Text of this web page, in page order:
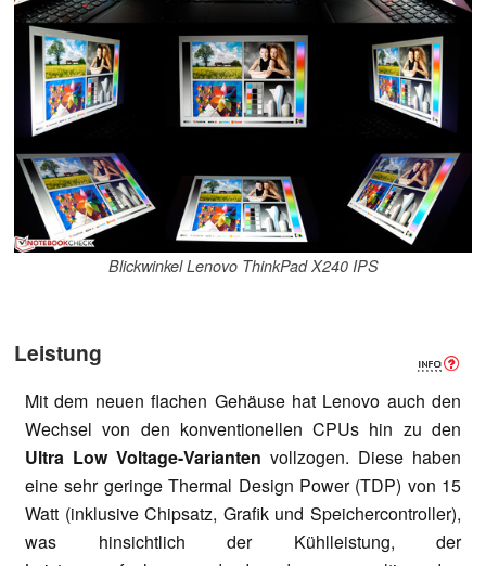
Blickwinkel Lenovo ThinkPad X240 IPS
Leistung
Mit dem neuen flachen Gehäuse hat Lenovo auch den
Wechsel von den konventionellen CPUs hin zu den
Ultra Low Voltage-Varianten vollzogen. Diese haben
eine sehr geringe Thermal Design Power (TDP) von 15
Watt (inklusive Chipsatz, Grafik und Speichercontroller),
was hinsichtlich der Kühlleistung, der